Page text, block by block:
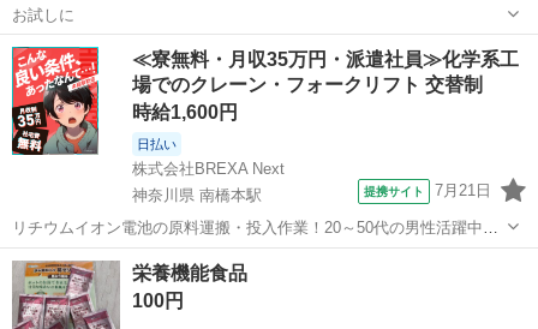
お試しに
群馬 前橋市 中央前橋駅 食品
≪寮無料・月収35万円・派遣社員≫化学系工
場でのクレーン・フォークリフト 交替制
時給1,600円
日払い
株式会社BREXA Next
神奈川県 南橋本駅
提携サイト 7月21日
リチウムイオン電池の原料運搬・投入作業！20～50代の男性活躍中★
ワンルーム寮完備！赴任旅費会社負担！年間休日130日★フォークリフ
ト免許お持ちの方、活躍中！就業先食堂利用可★《神奈川県相模原
市》 人気の工場のお仕事 ◇電...
神奈川 相模原市 南橋本駅
栄養機能食品
100円